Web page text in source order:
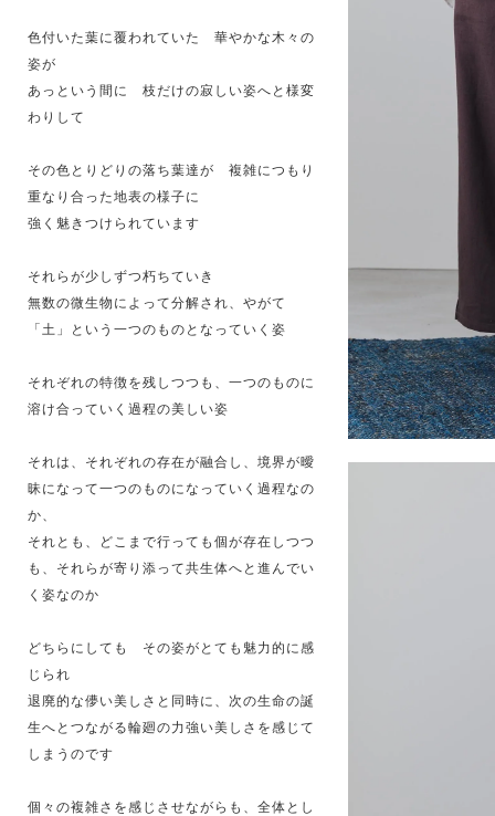
色付いた葉に覆われていた 華やかな木々の
姿が
あっという間に 枝だけの寂しい姿へと様変
わりして
その色とりどりの落ち葉達が 複雑につもり
重なり合った地表の様子に
強く魅きつけられています
それらが少しずつ朽ちていき
無数の微生物によって分解され、やがて
「土」という一つのものとなっていく姿
それぞれの特徴を残しつつも、一つのものに
溶け合っていく過程の美しい姿
それは、それぞれの存在が融合し、境界が曖
昧になって一つのものになっていく過程なの
か、
それとも、どこまで行っても個が存在しつつ
も、それらが寄り添って共生体へと進んでい
く姿なのか
どちらにしても その姿がとても魅力的に感
じられ
退廃的な儚い美しさと同時に、次の生命の誕
生へとつながる輪廻の力強い美しさを感じて
しまうのです
個々の複雑さを感じさせながらも、全体とし